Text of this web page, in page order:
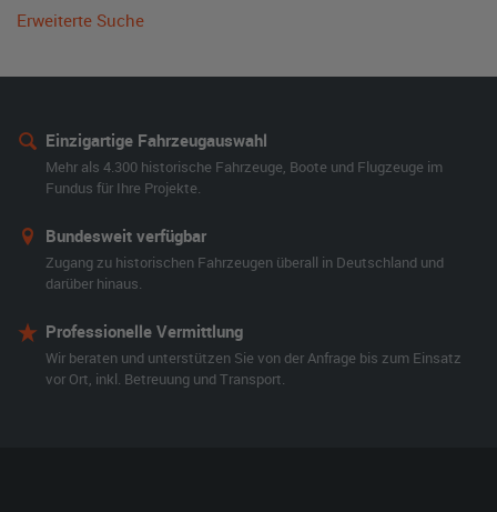
Erweiterte Suche
Einzigartige Fahrzeugauswahl
Mehr als 4.300 historische Fahrzeuge, Boote und Flugzeuge im
Fundus für Ihre Projekte.
Bundesweit verfügbar
Zugang zu historischen Fahrzeugen überall in Deutschland und
darüber hinaus.
Professionelle Vermittlung
Wir beraten und unterstützen Sie von der Anfrage bis zum Einsatz
vor Ort, inkl. Betreuung und Transport.